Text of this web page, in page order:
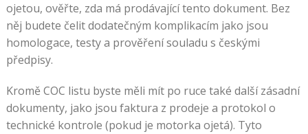
ojetou, ověřte, zda má prodávající tento dokument. Bez
něj budete čelit dodatečným komplikacím jako jsou
homologace, testy a prověření souladu s českými
předpisy.
Kromě COC listu byste měli mít po ruce také další zásadní
dokumenty, jako jsou faktura z prodeje a protokol o
technické kontrole (pokud je motorka ojetá). Tyto